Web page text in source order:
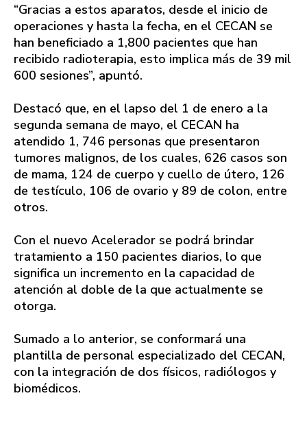
“Gracias a estos aparatos, desde el inicio de
operaciones y hasta la fecha, en el CECAN se
han beneficiado a 1,800 pacientes que han
recibido radioterapia, esto implica más de 39 mil
600 sesiones”, apuntó.
Destacó que, en el lapso del 1 de enero a la
segunda semana de mayo, el CECAN ha
atendido 1, 746 personas que presentaron
tumores malignos, de los cuales, 626 casos son
de mama, 124 de cuerpo y cuello de útero, 126
de testículo, 106 de ovario y 89 de colon, entre
otros.
Con el nuevo Acelerador se podrá brindar
tratamiento a 150 pacientes diarios, lo que
significa un incremento en la capacidad de
atención al doble de la que actualmente se
otorga.
Sumado a lo anterior, se conformará una
plantilla de personal especializado del CECAN,
con la integración de dos físicos, radiólogos y
biomédicos.